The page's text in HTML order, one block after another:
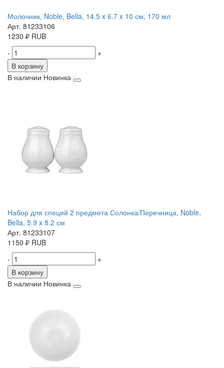
Молочник, Noble, Bella, 14.5 x 6.7 x 10 см, 170 мл
Арт. 81233106
1230 ₽ RUB
-
+
В корзину
В наличии Новинка
Набор для специй 2 предмета Солонка/Перечница, Noble,
Bella, 5.9 x 8.2 см
Арт. 81233107
1150 ₽ RUB
-
+
В корзину
В наличии Новинка